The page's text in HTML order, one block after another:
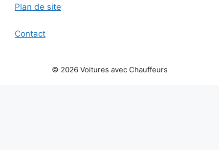
Plan de site
Contact
© 2026 Voitures avec Chauffeurs